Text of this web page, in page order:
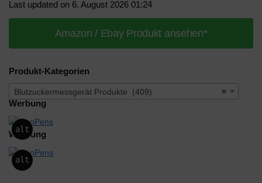
Last updated on 6. August 2026 01:24
Amazon / Ebay Produkt ansehen*
Produkt-Kategorien
×
Blutzuckermessgerät Produkte (409)
Werbung
alt
Werbung
alt